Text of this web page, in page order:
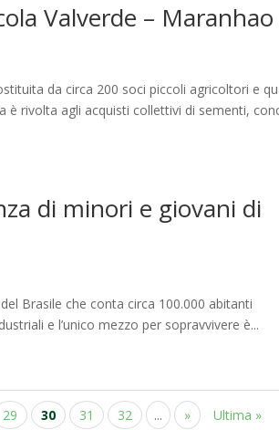
Valverde – Maranhao
da circa 200 soci piccoli agricoltori e
è rivolta agli acquisti collettivi di sementi,
di minori e giovani di
Brasile che conta circa 100.000 abitanti
e l’unico mezzo per sopravvivere è...
29 30 31 32 ... » Ultima »